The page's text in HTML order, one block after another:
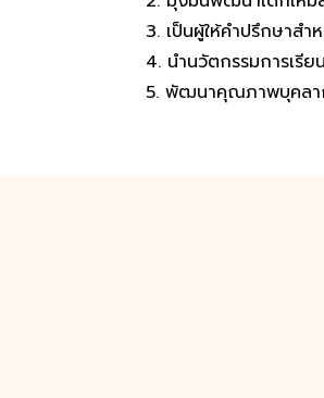
เป็นผู้ให้คำปรึกษาส
นำนวัตกรรมการเรี
พัฒนาคุณภาพบุคลาก